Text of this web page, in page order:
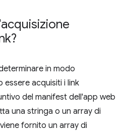
in modo
acquisiti i link
del manifest dell'app web
una stringa o un array di
fornito un array di